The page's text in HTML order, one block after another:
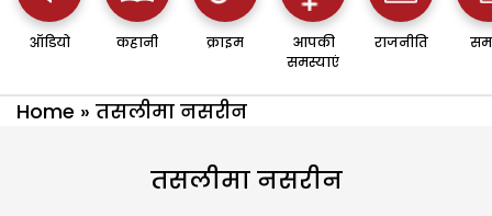
ऑडियो कहानी क्राइम
आपकी
समस्याएं
राजनीति
Home » तसलीमा नसरीन
तसलीमा नसरीन